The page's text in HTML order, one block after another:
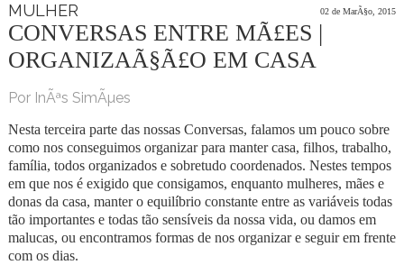
MULHER 02 de MarÃ§o, 2015
CONVERSAS ENTRE MÃ£ES |
ORGANIZAÃ§Ã£O EM CASA
Por InÃªs SimÃµes
Nesta terceira parte das nossas Conversas, falamos um pouco sobre
como nos conseguimos organizar para manter casa, filhos, trabalho,
família, todos organizados e sobretudo coordenados. Nestes tempos
em que nos é exigido que consigamos, enquanto mulheres, mães e
donas da casa, manter o equilíbrio constante entre as variáveis todas
tão importantes e todas tão sensíveis da nossa vida, ou damos em
malucas, ou encontramos formas de nos organizar e seguir em frente
com os dias.